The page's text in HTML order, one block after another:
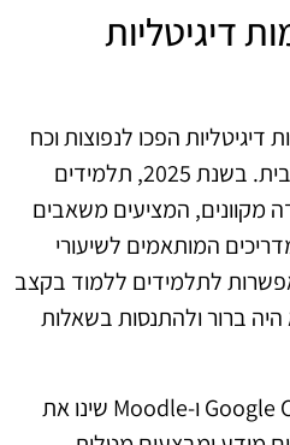
דיגיטליות
הפכו לנפוצות וכח
משמעותי בעזרה בשיעורי הבית. בשנת 2025, תלמידים
מקוונים, המציעים משאבים
המותאמים לשיעורי
לתלמידים ללמוד בקצב
ברור ולהתנסות בשאלות
פלטפורמות כמו Google Classroom ו-Moodle שינו את